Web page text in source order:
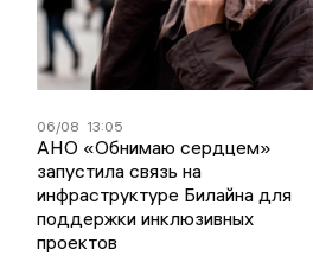
06/08 13:05
АНО «Обнимаю сердцем»
запустила связь на
инфраструктуре Билайна для
поддержки инклюзивных
проектов